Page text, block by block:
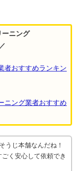
ーニング
者おすすめランキン
ニング業者おすすめ
うじ本舗なんだね！
く安心して依頼でき